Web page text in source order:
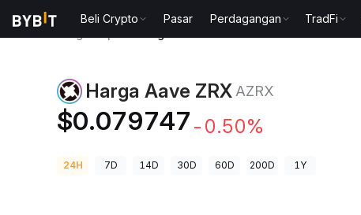
Beli Crypto Pasar Perdagangan TradFi
Harga Aave ZRX AZRX
$0.079747 -0.50%
24H 7D 14D 30D 60D 200D 1Y